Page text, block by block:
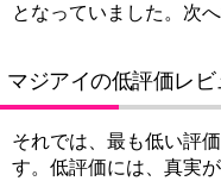
となっていました。次
マジアイの低評価レビ
それでは、最も低い評
す。低評価には、真実